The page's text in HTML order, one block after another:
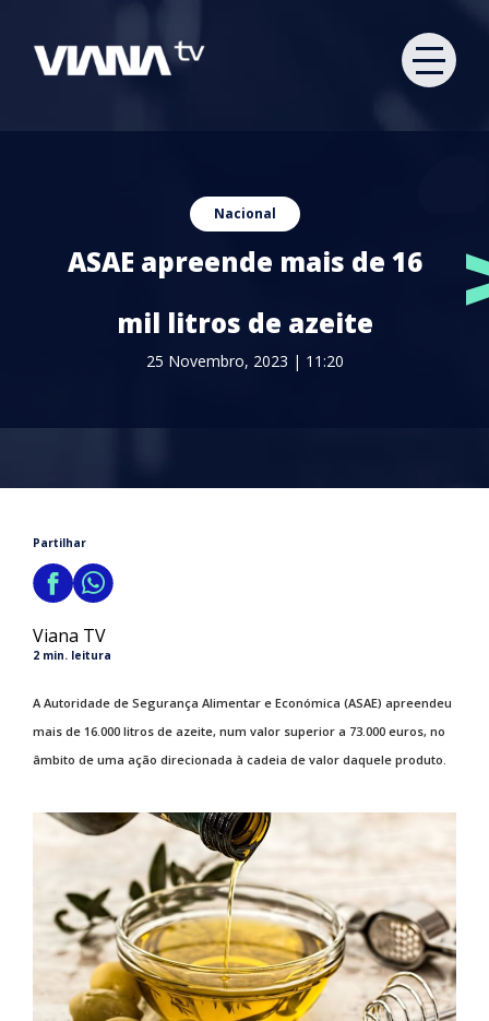
Nacional
ASAE apreende mais de 16
mil litros de azeite
25 Novembro, 2023 | 11:20
Partilhar
Viana TV
2 min. leitura
A Autoridade de Segurança Alimentar e Económica (ASAE) apreendeu
mais de 16.000 litros de azeite, num valor superior a 73.000 euros, no
âmbito de uma ação direcionada à cadeia de valor daquele produto.